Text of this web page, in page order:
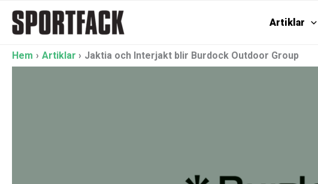
innehåll
Artiklar
Hem Artiklar Jaktia och Interjakt blir Burdock Outdoor Group